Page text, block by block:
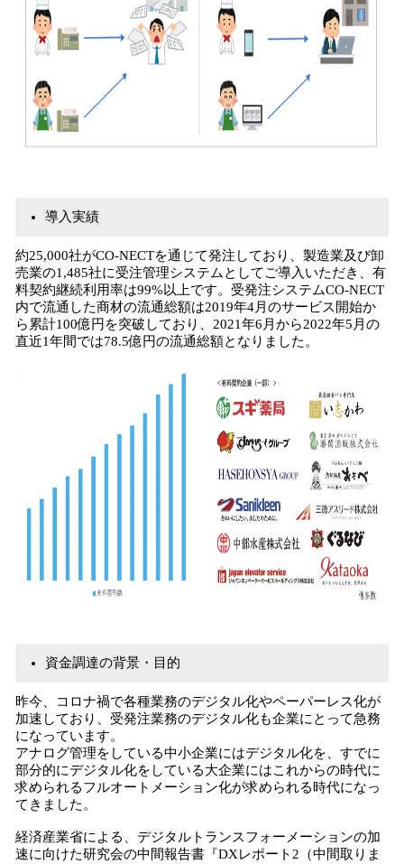
導入実績
約25,000社がCO-NECTを通じて発注しており、製造業及び卸
売業の1,485社に受注管理システムとしてご導入いただき、有
料契約継続利用率は99%以上です。受発注システムCO-NECT
内で流通した商材の流通総額は2019年4月のサービス開始か
ら累計100億円を突破しており、2021年6月から2022年5月の
直近1年間では78.5億円の流通総額となりました。
資⾦調達の背景・⽬的
昨今、コロナ禍で各種業務のデジタル化やペーパーレス化が
加速しており、受発注業務のデジタル化も企業にとって急務
になっています。
アナログ管理をしている中小企業にはデジタル化を、すでに
部分的にデジタル化をしている大企業にはこれからの時代に
求められるフルオートメーション化が求められる時代になっ
てきました。
経済産業省による、デジタルトランスフォーメーションの加
速に向けた研究会の中間報告書『DXレポート2（中間取りま